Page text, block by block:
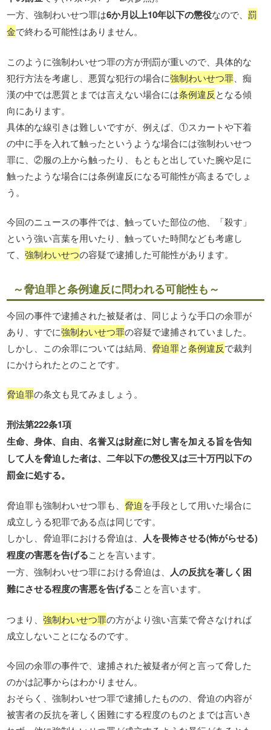
一方、強制わいせつ罪は6か月以上10年以下の懲役なので、罰
金で終わる可能性はありません。
このように強制わいせつ罪の方が刑罰が重いので、具体的な
犯行方法を考慮し、悪質な犯行の場合に強制わいせつ罪 、痴
漢の中では悪質とまでは言えない場合には条例違反となる傾
向にあります。
具体的な線引きは難しいですが、例えば、①スカートや下着
の中に手を入れて触ったというような場合には強制わいせつ
罪に、②服の上から触ったり、もともと出していた腕や足に
触ったような場合には条例違反になる可能性が高まるでしょ
う。
今回のニュースの事件では、触っていた部位の他、「殺す」
という強い言葉を用いたり、触っていた時間なども考慮し
て、強制わいせつの容疑で逮捕した可能性があります。
～脅迫罪と条例違反に問われる可能性も～
今回の事件で逮捕された被疑者は、同じような手口の余罪が
あり、すでに強制わいせつ罪の容疑で逮捕されていました。
しかし、この余罪については結局、 脅迫罪と条例違反で裁判
にかけられたとのことです。
脅迫罪の条文も見てみましょう。
刑法第222条1項
生命、身体、自由、名誉又は財産に対し害を加える旨を告知
して人を脅迫した者は、二年以下の懲役又は三十万円以下の
罰金に処する。
脅迫罪も強制わいせつ罪も、 脅迫を手段として用いた場合に
成立しうる犯罪である点は同じです。
しかし、脅迫罪における脅迫は、 人を畏怖させる(怖がらせる)
程度の害悪を告げることを言います。
一方、強制わいせつ罪における脅迫は、 人の反抗を著しく困
難にさせる程度の害悪を告げることを言います。
つまり、強制わいせつ罪の方がより強い言葉で脅さなければ
成立しないことになるのです。
今回の余罪の事件で、逮捕された被疑者が何と言って脅した
のかは記事からはわかりません。
おそらく、強制わいせつ罪で逮捕したものの、脅迫の内容が
被害者の反抗を著しく困難にする程度のものとまでは言いき